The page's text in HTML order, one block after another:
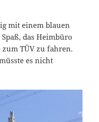
mit einem blauen
das Heimbüro
TÜV zu fahren.
es nicht